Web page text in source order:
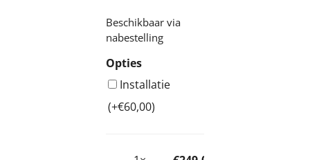
Beschikbaar via
nabestelling
Opties
Installatie
(+€60,00)